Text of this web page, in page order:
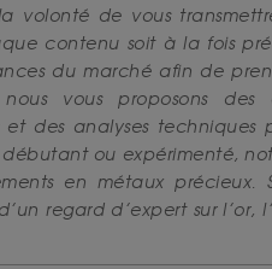
volonté de vous
contenu soit à la fois
du marché afin de
vous proposons des
des analyses techniques
débutant ou expérimenté,
en métaux précieux.
regard d’expert sur